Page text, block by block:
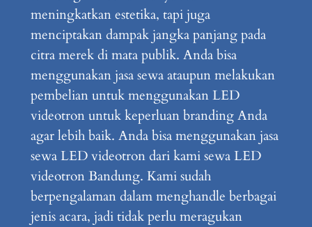
meningkatkan estetika, tapi juga
menciptakan dampak jangka panjang pada
citra merek di mata publik. Anda bisa
menggunakan jasa sewa ataupun melakukan
pembelian untuk menggunakan LED
videotron untuk keperluan branding Anda
agar lebih baik. Anda bisa menggunakan jasa
sewa LED videotron dari kami sewa LED
videotron Bandung. Kami sudah
berpengalaman dalam menghandle berbagai
jenis acara, jadi tidak perlu meragukan